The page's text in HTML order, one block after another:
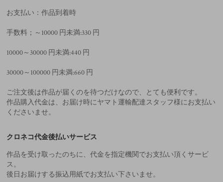
お支払い：作品到着時
手数料；～10000 円未満:330 円
10000～30000 円未満:440 円
30000～100000 円未満:660 円
ご注文後は作品が届くのを待つだけなので、とても便利です。
作品購入代金は、お届け時にヤマト運輸配達スタッフ様にお支払い
くださいませ。
クロネコ代金後払いサービス
作品を受け取ったのちに、代金を指定機関でお支払い頂くサービ
ス。
後日お届けする振込用紙でお支払い下さいませ。